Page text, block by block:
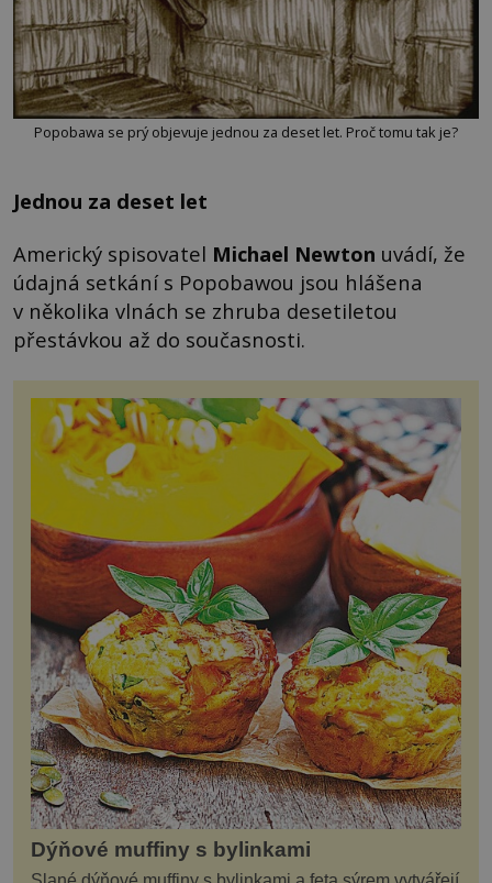
Popobawa se prý objevuje jednou za deset let. Proč tomu tak je?
Jednou za deset let
Americký spisovatel Michael Newton uvádí, že
údajná setkání s Popobawou jsou hlášena
v několika vlnách se zhruba desetiletou
přestávkou až do současnosti.
Dýňové muffiny s bylinkami